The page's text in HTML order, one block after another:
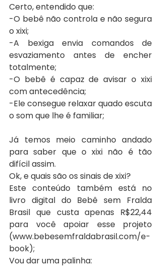
Certo, entendido que:
-O bebê não controla e não segura
o xixi;
-A bexiga envia comandos de
esvaziamento antes de encher
totalmente;
-O bebê é capaz de avisar o xixi
com antecedência;
-Ele consegue relaxar quado escuta
o som que lhe é familiar;
Já temos meio caminho andado
para saber que o xixi não é tão
difícil assim.
Ok, e quais são os sinais de xixi?
Este conteúdo também está no
livro digital do Bebê sem Fralda
Brasil que custa apenas R$22,44
para você apoiar esse projeto
(www.bebesemfraldabrasil.com/e-
book);
Vou dar uma palinha: